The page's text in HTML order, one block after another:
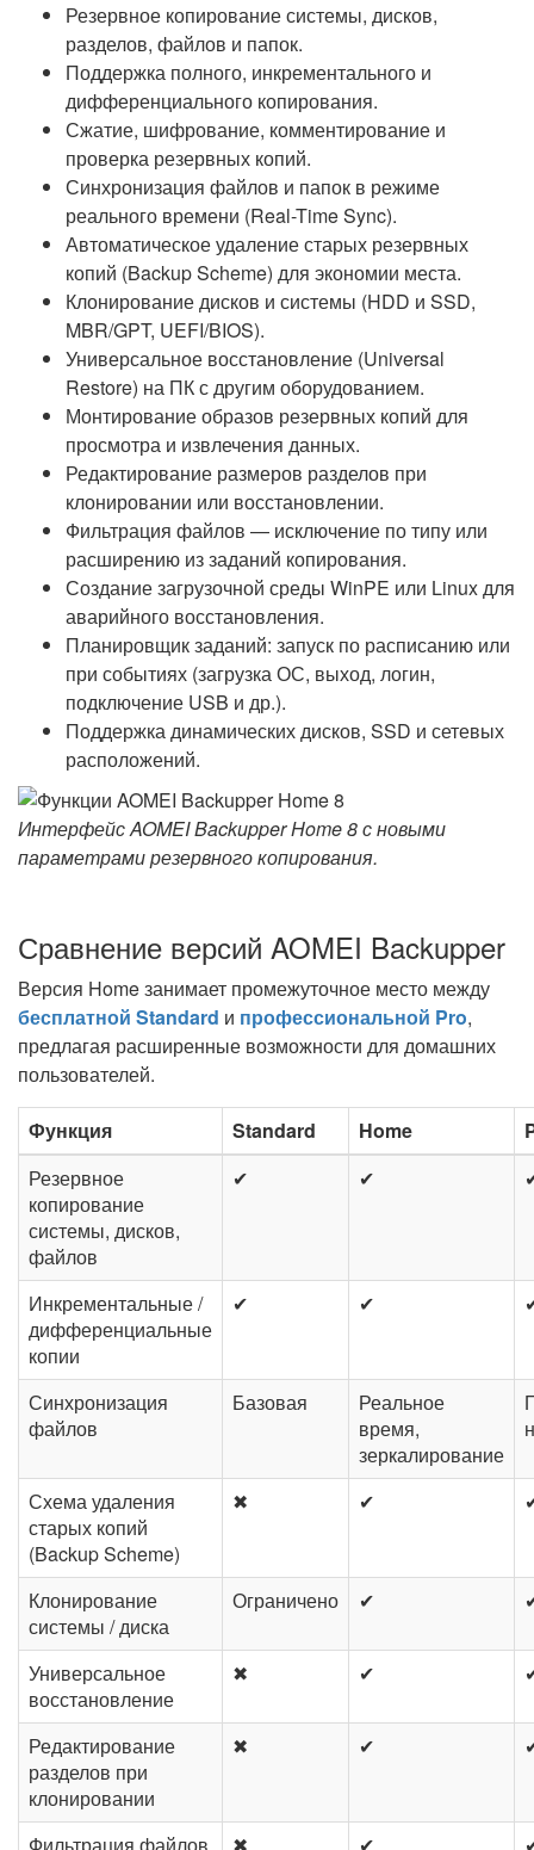
Резервное копирование системы, дисков,
разделов, файлов и папок.
Поддержка полного, инкрементального и
дифференциального копирования.
Сжатие, шифрование, комментирование и
проверка резервных копий.
Синхронизация файлов и папок в режиме
реального времени (Real-Time Sync).
Автоматическое удаление старых резервных
копий (Backup Scheme) для экономии места.
Клонирование дисков и системы (HDD и SSD,
MBR/GPT, UEFI/BIOS).
Универсальное восстановление (Universal
Restore) на ПК с другим оборудованием.
Монтирование образов резервных копий для
просмотра и извлечения данных.
Редактирование размеров разделов при
клонировании или восстановлении.
Фильтрация файлов — исключение по типу или
расширению из заданий копирования.
Создание загрузочной среды WinPE или Linux для
аварийного восстановления.
Планировщик заданий: запуск по расписанию или
при событиях (загрузка ОС, выход, логин,
подключение USB и др.).
Поддержка динамических дисков, SSD и сетевых
расположений.
Интерфейс AOMEI Backupper Home 8 с новыми
параметрами резервного копирования.
Сравнение версий AOMEI Backupper
Версия Home занимает промежуточное место между
бесплатной Standard и профессиональной Pro,
предлагая расширенные возможности для домашних
пользователей.
Функция Standard Home
Резервное
копирование
системы, дисков,
файлов
✔ ✔
Инкрементальные /
дифференциальные
копии
✔ ✔
Синхронизация
файлов
Базовая
Реальное
время,
зеркалирование
Схема удаления
старых копий
(Backup Scheme)
✖ ✔
Клонирование
системы / диска
Ограничено ✔
Универсальное
восстановление
✖ ✔
Редактирование
разделов при
клонировании
✖ ✔